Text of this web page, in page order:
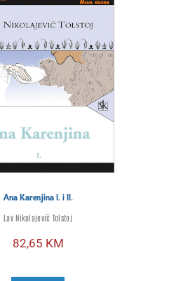
Ana Karenjina I. i II.
Lav Nikolajevič Tolstoj
82,65 KM